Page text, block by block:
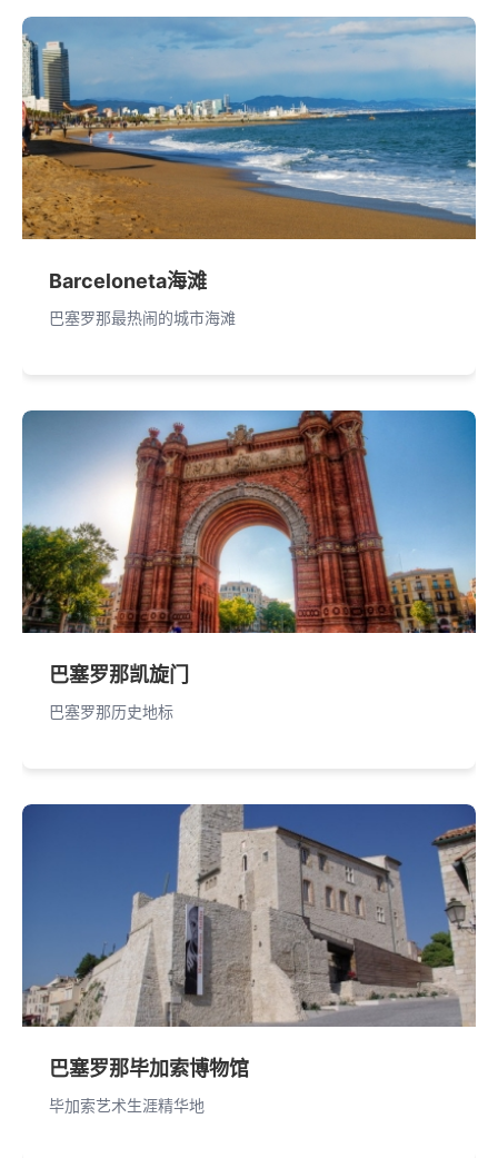
Barceloneta海滩
巴塞罗那最热闹的城市海滩
巴塞罗那凯旋门
巴塞罗那历史地标
巴塞罗那毕加索博物馆
毕加索艺术生涯精华地